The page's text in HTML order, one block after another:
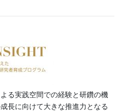
る実践空間での経験と研鑽の機
長に向けて大きな推進力となる